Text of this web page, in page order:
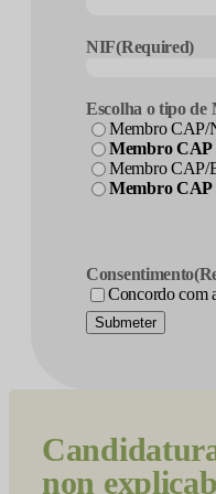
NIF(Required)
Escolha o tipo
Membro CAP/
Membro CAP
Membro CAP/
Membro CAP
Consentimento
Concordo com
Submeter
non